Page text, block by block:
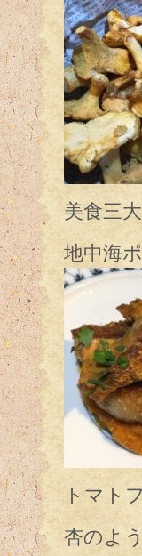
美食三
地中海
トマト
杏のよ